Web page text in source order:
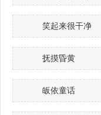
笑起来很干净
抚摸昏黄
皈依童话